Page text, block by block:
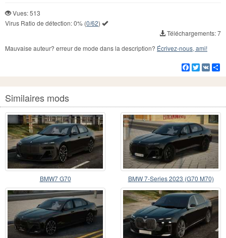
Vues: 513
Virus Ratio de détection:0% (0/62)
Téléchargements: 7
Mauvaise auteur? erreur de mode dans la description? Écrivez-nous, ami!
Facebook
Twitter
VK
Similaires mods
BMW7 G70 BMW 7-Series 2023 (G70 M70)